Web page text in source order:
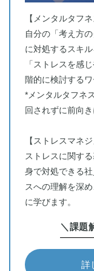
【メンタルタフ
自分の「考え方
に対処するスキ
「ストレスを感
階的に検討する
*メンタルタフネ
回されずに前向
【ストレスマネ
ストレスに関す
身で対処できる
スへの理解を深
に学びます。
＼課題
詳